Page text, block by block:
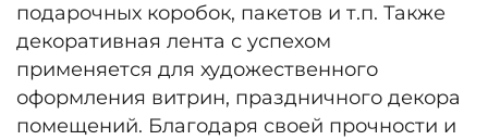
подарочных коробок, пакетов и т.п. Также
декоративная лента с успехом
применяется для художественного
оформления витрин, праздничного декора
помещений. Благодаря своей прочности и